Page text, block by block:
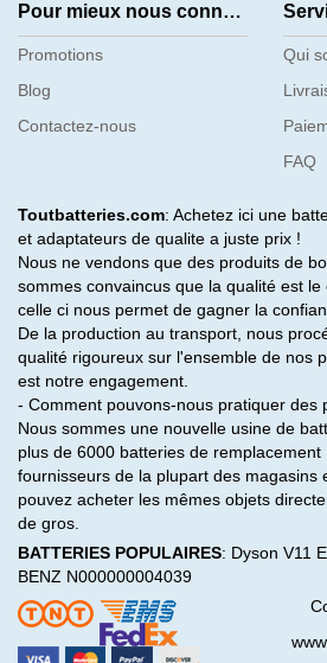
Pour mieux nous connaître
Promotions
Blog
Contactez-nous
Qui
FAQ
Toutbatteries.com: Achetez ici une
et adaptateurs de qualite a juste prix !
Nous ne vendons que des produits de
sommes convaincus que la qualité est
celle ci nous permet de gagner la
De la production au transport, nous
qualité rigoureux sur l'ensemble de nos
est notre engagement.
- Comment pouvons-nous pratiquer des
Nous sommes une nouvelle usine de
plus de 6000 batteries de remplacement
fournisseurs de la plupart des magasins
pouvez acheter les mêmes objets
de gros.
BATTERIES POPULAIRES: Dyson V11
BENZ N000000004039